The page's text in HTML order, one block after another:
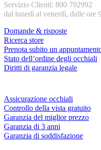
Servizio Clienti: 800 792992
dal lunedì al venerdì, dalle ore
Domande & risposte
Ricerca store
Prenota subito un
Stato dell’ordine degli occhiali
Diritti di garanzia legale
Assicurazione occhiali
Controllo della vista gratuito
Garanzia del miglior prezzo
Garanzia di 3 anni
Garanzia di soddisfazione